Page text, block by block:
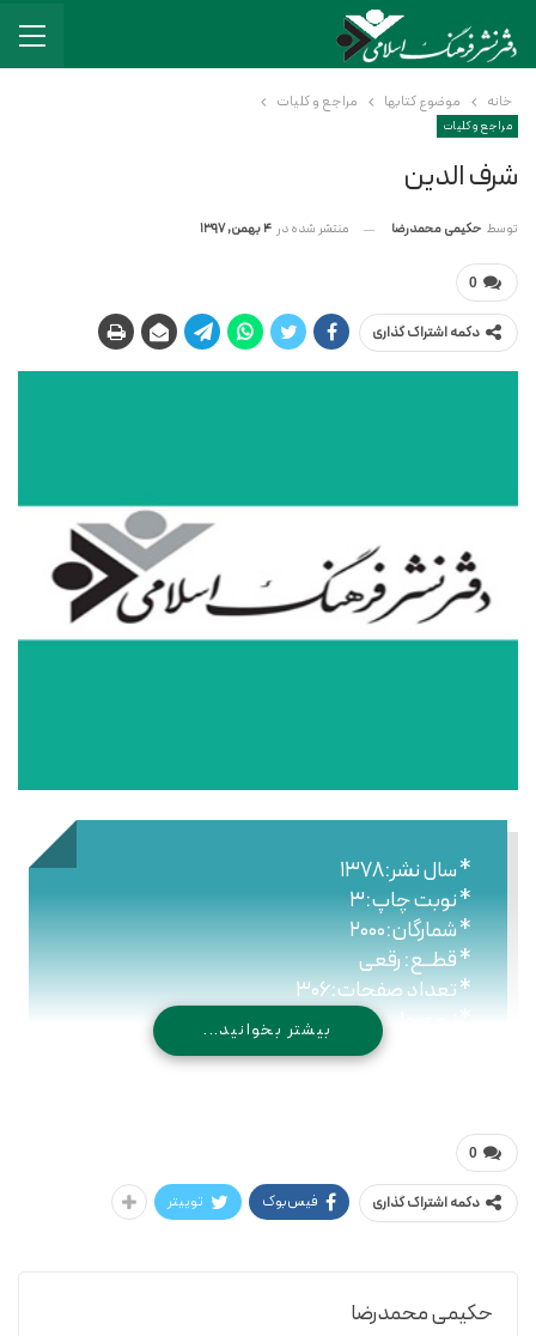
خانه موضوع کتابها مراجع و کلیات
مراجع و کلیات
شرف الدین
توسط حکیمی محمدرضا منتشر شده در 4 بهمن, 1397
0
دکمه اشتراک گذاری
* سال نشر:۱۳۷۸
* نوبت چاپ:۳
* شمارگان:۲۰۰۰
* قطــع: رقعی
* تعداد صفحات:۳۰۶
* نـوع جلـد: شومیزبیشتر بخوانید...
0
دکمه اشتراک گذاری فیس‌بوک توییتر
حکیمی محمدرضا